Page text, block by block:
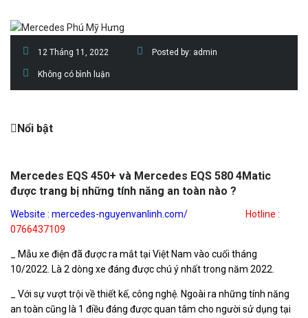
12 Tháng 11, 2022 Posted by: admin
Không có bình luận
Nổi bật
Mercedes EQS 450+ và Mercedes EQS 580 4Matic
được trang bị những tính năng an toàn nào ?
Website : mercedes-nguyenvanlinh.com/
Hotline :
0766437109
_ Mẫu xe điện đã được ra mắt tại Việt Nam vào cuối tháng
10/2022. Là 2 dòng xe đáng được chú ý nhất trong năm 2022.
_ Với sự vượt trội về thiết kế, công nghệ. Ngoài ra những tính năng
an toàn cũng là 1 điều đáng được quan tâm cho người sử dụng tại